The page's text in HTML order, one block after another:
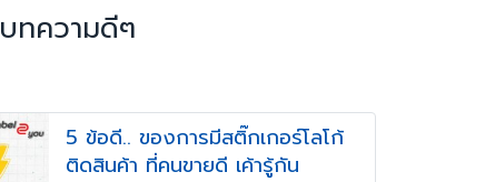
บทความดีๆ
5 ข้อดี.. ของการมีสติ๊กเกอร์โลโก้
ติดสินค้า ที่คนขายดี เค้ารู้กัน